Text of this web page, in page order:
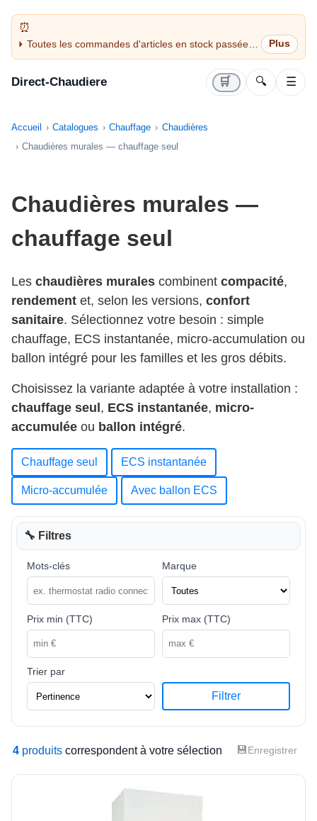
Toutes les commandes d'articles en stock passées
avant 14H sont expédiées le jour même (jours
Direct-Chaudiere 🛒 🔍 ☰
Accueil Catalogues Chauffage
Chaudières
Chaudières murales — chauffage seul
Chaudières murales —
chauffage seul
Les chaudières murales combinent compacité,
rendement et, selon les versions, confort
sanitaire. Sélectionnez votre besoin : simple
chauffage, ECS instantanée, micro-accumulation ou
ballon intégré pour les familles et les gros débits.
Choisissez la variante adaptée à votre installation :
chauffage seul , ECS instantanée, micro-
accumulée ou ballon intégré.
Chauffage seul ECS instantanée
Micro-accumulée Avec ballon ECS
🔧 Filtres
Mots-clés Marque
Prix min (TTC) Prix max (TTC)
Trier par
Filtrer
4 produits correspondent à votre sélection 💾Enregistrer